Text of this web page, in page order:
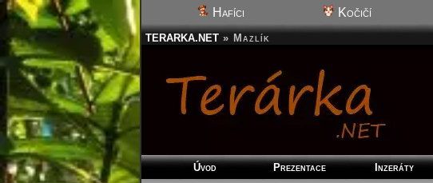
Hafíci Kočičí
TERARKA.NET » Mazlík
Úvod Prezentace Inzeráty